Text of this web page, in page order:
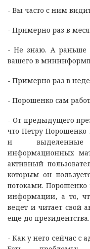
- Вы часто с ним
- Примерно раз в
- Не знаю. А раньше
вашего в
- Примерно раз в
- Порошенко сам
- От предыдущего
что Петру Порошенко
и выделенные
информационных
активный
которым он
потоками. Порошенко
информации, а то,
ведет и читает свой
еще до президентства.
- Как у него сейчас с